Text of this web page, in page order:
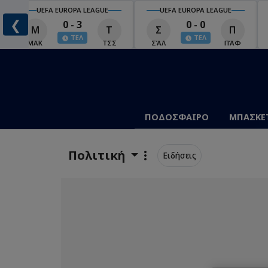
❮
UEFA EUROPA LEAGUE
Μ
ΜΑΚ
0 - 3
ΤΕΛ
Τ
ΤΣΣ
UEFA EUROPA LEAGUE
Σ
ΣΆΛ
0 - 0
ΤΕΛ
Π
ΠΆΦ
ΠΟΔΟΣΦΑΙΡΟ
Πολιτική Ειδήσεις